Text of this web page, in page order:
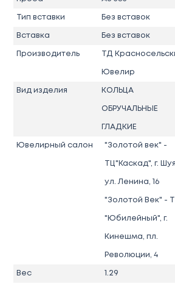
Тип вставки Без вставок
Вставка Без вставок
Производитель ТД
Ювелир
Вид изделия КОЛЬЦА
ОБРУЧАЛЬНЫЕ
ГЛАДКИЕ
Ювелирный салон "Золотой век" -
ТЦ"Каскад", г. Шуя,
ул. Ленина, 16
"Золотой Век" -
"Юбилейный", г.
Кинешма, пл.
Революции, 4
Вес 1.29